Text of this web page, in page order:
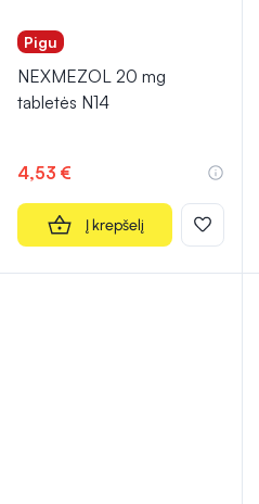
Pigu
NEXMEZOL 20 mg
tabletės N14
4,53 €
Į krepšelį